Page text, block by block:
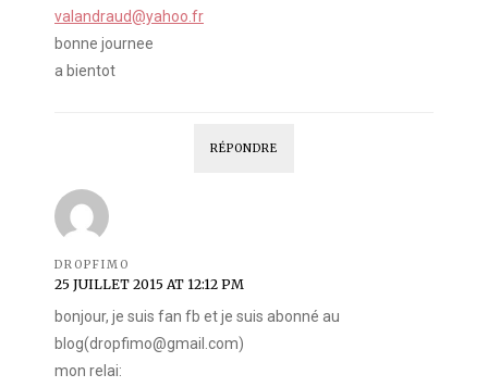
valandraud@yahoo.fr
bonne journee
a bientot
RÉPONDRE
DROPFIMO
25 JUILLET 2015 AT 12:12 PM
bonjour, je suis fan fb et je suis abonné au
blog(dropfimo@gmail.com)
mon relai: